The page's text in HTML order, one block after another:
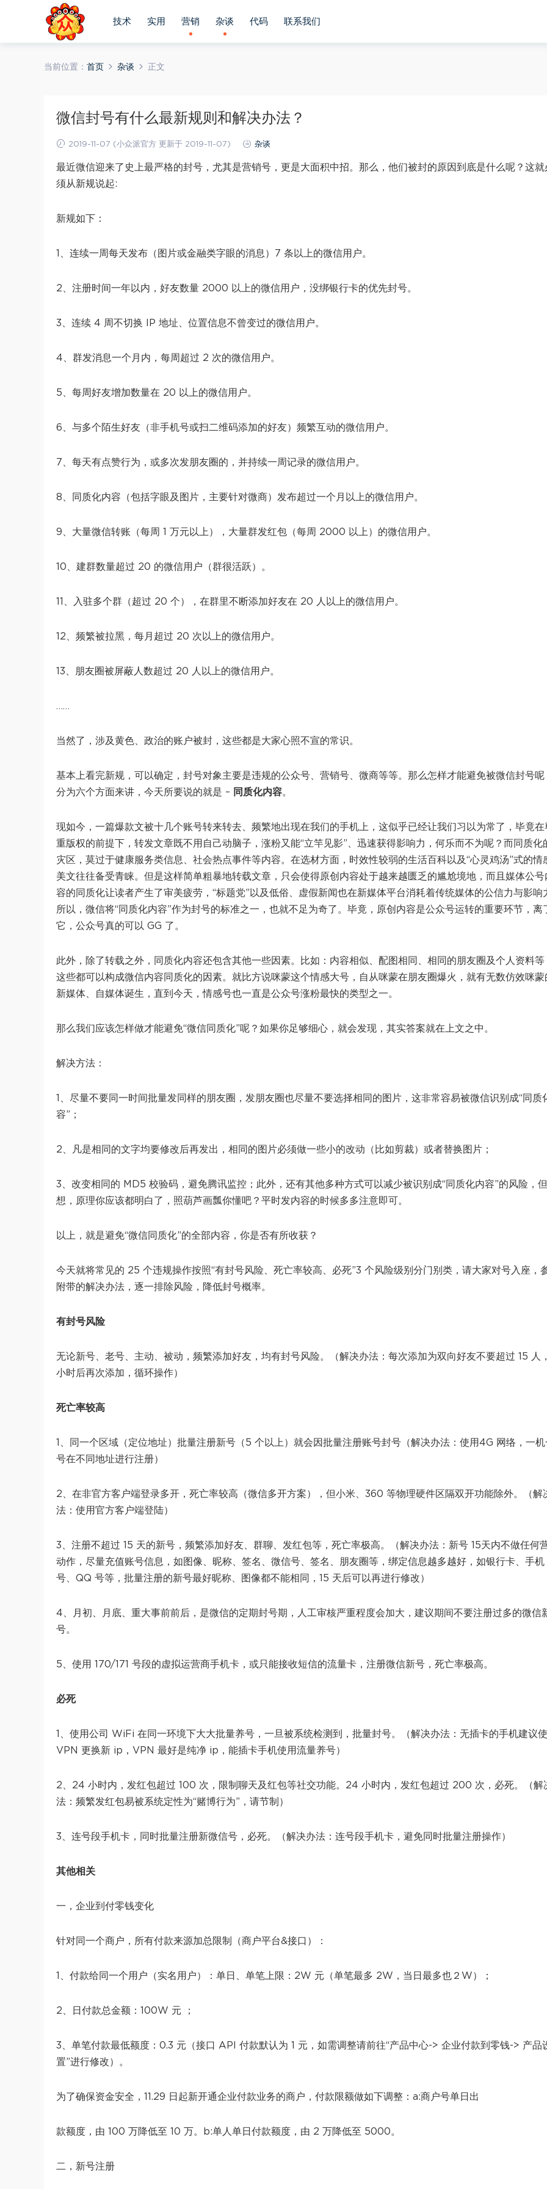
技术 实用 营销 杂谈 代码 联系我们
当前位置： 首页 杂谈 正文
微信封号有什么最新规则和解决办法？
2019-11-07 (小众派官方 更新于 2019-11-07) 杂谈
最近微信迎来了史上最严格的封号，尤其是营销号，更是大面积中招。那么，他们被封的原因到底是什么呢？这就
须从新规说起:
新规如下：
1、连续一周每天发布（图片或金融类字眼的消息）7 条以上的微信用户。
2、注册时间一年以内，好友数量 2000 以上的微信用户，没绑银行卡的优先封号。
3、连续 4 周不切换 IP 地址、位置信息不曾变过的微信用户。
4、群发消息一个月内，每周超过 2 次的微信用户。
5、每周好友增加数量在 20 以上的微信用户。
6、与多个陌生好友（非手机号或扫二维码添加的好友）频繁互动的微信用户。
7、每天有点赞行为，或多次发朋友圈的，并持续一周记录的微信用户。
8、同质化内容（包括字眼及图片，主要针对微商）发布超过一个月以上的微信用户。
9、大量微信转账（每周 1 万元以上），大量群发红包（每周 2000 以上）的微信用户。
10、建群数量超过 20 的微信用户（群很活跃）。
11、入驻多个群（超过 20 个），在群里不断添加好友在 20 人以上的微信用户。
12、频繁被拉黑，每月超过 20 次以上的微信用户。
13、朋友圈被屏蔽人数超过 20 人以上的微信用户。
……
当然了，涉及黄色、政治的账户被封，这些都是大家心照不宣的常识。
基本上看完新规，可以确定，封号对象主要是违规的公众号、营销号、微商等等。那么怎样才能避免被微信封号呢
分为六个方面来讲，今天所要说的就是 – 同质化内容。
现如今，一篇爆款文被十几个账号转来转去、频繁地出现在我们的手机上，这似乎已经让我们习以为常了，毕竟在
重版权的前提下，转发文章既不用自己动脑子，涨粉又能“立竿见影”、迅速获得影响力，何乐而不为呢？而同质化
灾区，莫过于健康服务类信息、社会热点事件等内容。在选材方面，时效性较弱的生活百科以及“心灵鸡汤”式的情
美文往往备受青睐。但是这样简单粗暴地转载文章，只会使得原创内容处于越来越匮乏的尴尬境地，而且媒体公号
容的同质化让读者产生了审美疲劳，“标题党”以及低俗、虚假新闻也在新媒体平台消耗着传统媒体的公信力与影响
所以，微信将“同质化内容”作为封号的标准之一，也就不足为奇了。毕竟，原创内容是公众号运转的重要环节，离
它，公众号真的可以 GG 了。
此外，除了转载之外，同质化内容还包含其他一些因素。比如：内容相似、配图相同、相同的朋友圈及个人资料等
这些都可以构成微信内容同质化的因素。就比方说咪蒙这个情感大号，自从咪蒙在朋友圈爆火，就有无数仿效咪蒙
新媒体、自媒体诞生，直到今天，情感号也一直是公众号涨粉最快的类型之一。
那么我们应该怎样做才能避免“微信同质化”呢？如果你足够细心，就会发现，其实答案就在上文之中。
解决方法：
1、尽量不要同一时间批量发同样的朋友圈，发朋友圈也尽量不要选择相同的图片，这非常容易被微信识别成“同质
容”；
2、凡是相同的文字均要修改后再发出，相同的图片必须做一些小的改动（比如剪裁）或者替换图片；
3、改变相同的 MD5 校验码，避免腾讯监控；此外，还有其他多种方式可以减少被识别成“同质化内容”的风险，
想，原理你应该都明白了，照葫芦画瓢你懂吧？平时发内容的时候多多注意即可。
以上，就是避免“微信同质化”的全部内容，你是否有所收获？
今天就将常见的 25 个违规操作按照“有封号风险、死亡率较高、必死”3 个风险级别分门别类，请大家对号入座，
附带的解决办法，逐一排除风险，降低封号概率。
有封号风险
无论新号、老号、主动、被动，频繁添加好友，均有封号风险。（解决办法：每次添加为双向好友不要超过 15 人
小时后再次添加，循环操作）
死亡率较高
1、同一个区域（定位地址）批量注册新号（5 个以上）就会因批量注册账号封号（解决办法：使用4G 网络，一机
号在不同地址进行注册）
2、在非官方客户端登录多开，死亡率较高（微信多开方案），但小米、360 等物理硬件区隔双开功能除外。（解
法：使用官方客户端登陆）
3、注册不超过 15 天的新号，频繁添加好友、群聊、发红包等，死亡率极高。（解决办法：新号 15天内不做任何
动作，尽量充值账号信息，如图像、昵称、签名、微信号、签名、朋友圈等，绑定信息越多越好，如银行卡、手机
号、QQ 号等，批量注册的新号最好昵称、图像都不能相同，15 天后可以再进行修改）
4、月初、月底、重大事前前后，是微信的定期封号期，人工审核严重程度会加大，建议期间不要注册过多的微信
号。
5、使用 170/171 号段的虚拟运营商手机卡，或只能接收短信的流量卡，注册微信新号，死亡率极高。
必死
1、使用公司 WiFi 在同一环境下大⼤批量养号，一旦被系统检测到，批量封号。（解决办法：无插卡的手机建议
VPN 更换新 ip，VPN 最好是纯净 ip，能插卡手机使用流量养号）
2、24 小时内，发红包超过 100 次，限制聊天及红包等社交功能。24 小时内，发红包超过 200 次，必死。（解
法：频繁发红包易被系统定性为“赌博行为”，请节制）
3、连号段手机卡，同时批量注册新微信号，必死。（解决办法：连号段手机卡，避免同时批量注册操作）
其他相关
一，企业到付零钱变化
针对同一个商户，所有付款来源加总限制（商户平台&接口）：
1、付款给同一个用户（实名用户）：单日、单笔上限：2W 元（单笔最多 2W，当日最多也２W）；
2、日付款总金额：100W 元 ；
3、单笔付款最低额度：0.3 元（接口 API 付款默认为 1 元，如需调整请前往“产品中心-> 企业付款到零钱-> 产品
置”进行修改）。
为了确保资金安全，11.29 日起新开通企业付款业务的商户，付款限额做如下调整：a:商户号单日出
款额度，由 100 万降低至 10 万。b:单人单日付款额度，由 2 万降低至 5000。
二，新号注册